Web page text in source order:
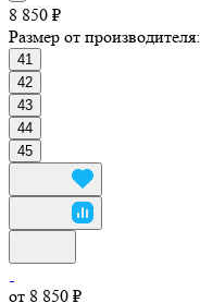
8 850 ₽
Размер от производителя:
41
42
43
44
45
от 8 850 ₽